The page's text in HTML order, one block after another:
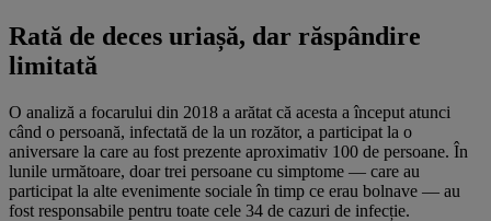
Rată de deces uriașă, dar răspândire
limitată
O analiză a focarului din 2018 a arătat că acesta a început atunci
când o persoană, infectată de la un rozător, a participat la o
aniversare la care au fost prezente aproximativ 100 de persoane. În
lunile următoare, doar trei persoane cu simptome — care au
participat la alte evenimente sociale în timp ce erau bolnave — au
fost responsabile pentru toate cele 34 de cazuri de infecție.